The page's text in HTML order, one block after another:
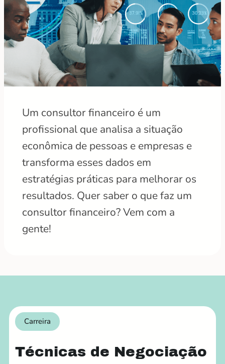
Um consultor financeiro é um
profissional que analisa a situação
econômica de pessoas e empresas e
transforma esses dados em
estratégias práticas para melhorar os
resultados. Quer saber o que faz um
consultor financeiro? Vem com a
gente!
Carreira
Técnicas de Negociação